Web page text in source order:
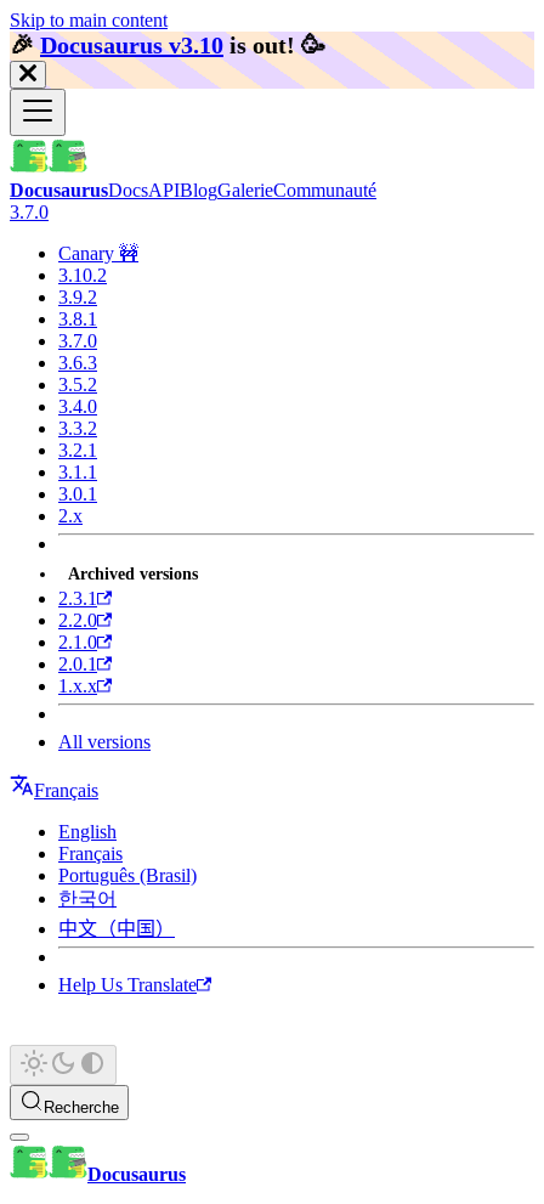
Skip to main content
🎉️Docusaurus v3.10 is out! 🥳️
DocusaurusDocsAPIBlogGalerieCommunauté
3.7.0
Canary 🚧
3.10.2
3.9.2
3.8.1
3.7.0
3.6.3
3.5.2
3.4.0
3.3.2
3.2.1
3.1.1
3.0.1
2.x
Archived versions
2.3.1
2.2.0
2.1.0
2.0.1
1.x.x
All versions
Français
English
Français
Português (Brasil)
한국어
中文（中国）
Help Us Translate
Recherche
Docusaurus